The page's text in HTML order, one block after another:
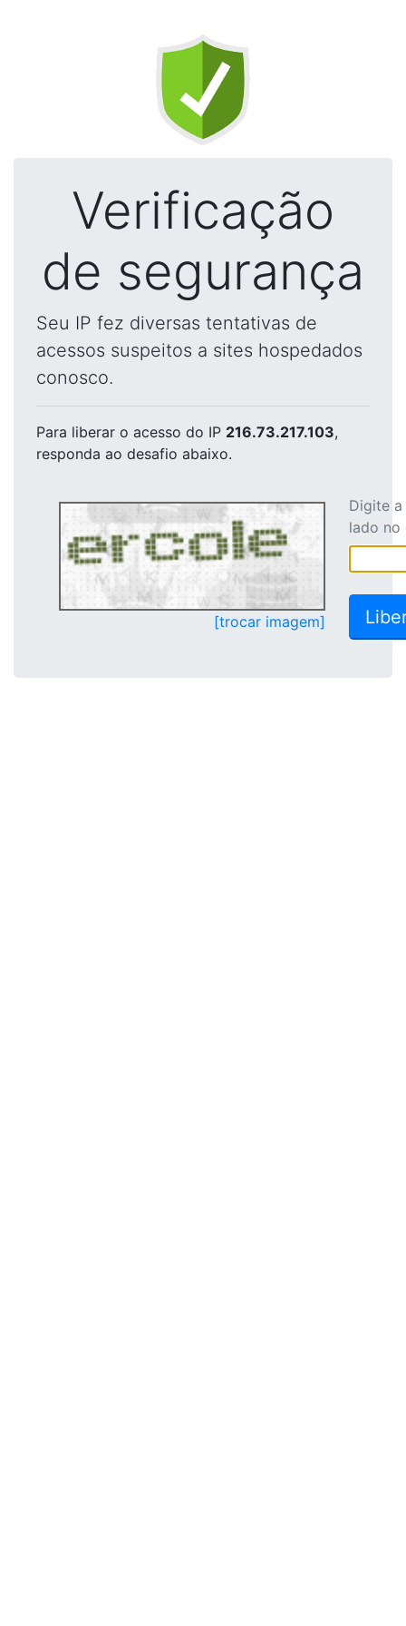
Verificação
de segurança
Seu IP fez diversas tentativas de
acessos suspeitos a sites hospedados
conosco.
Para liberar o acesso do IP 216.73.217.103,
responda ao desafio abaixo.
[trocar imagem]
Digite
lado no